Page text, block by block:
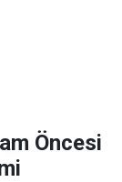
Öncesi